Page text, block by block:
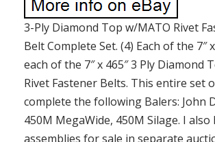
3-Ply Diamond Top w/MATO Rivet
Belt Complete Set. (4) Each of the 7″
each of the 7″ x 465″ 3 Ply Diamond
Rivet Fastener Belts. This entire set
complete the following Balers: John
450M MegaWide, 450M Silage. I also
assemblies for sale in separate